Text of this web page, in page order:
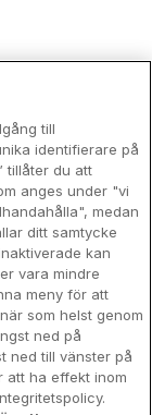
till
identifierare på
tillåter du att
anges under "vi
medan
ditt samtycke
kan
vara mindre
meny för att
som helst genom
ned på
ned till vänster på
att ha effekt inom